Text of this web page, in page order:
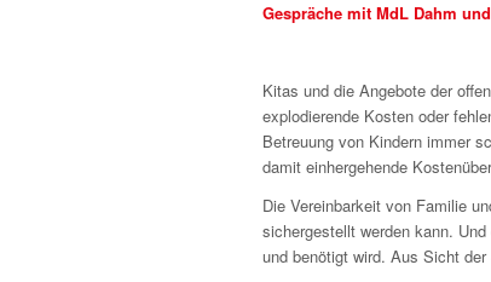
Gespräche mit MdL Dahm
Kitas und die Angebote der
explodierende Kosten oder
Betreuung von Kindern immer
damit einhergehende
Die Vereinbarkeit von Familie
sichergestellt werden kann.
und benötigt wird. Aus Sicht